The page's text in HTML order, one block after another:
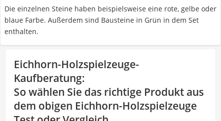
Die einzelnen Steine haben beispielsweise eine rote, gelbe oder
blaue Farbe. Außerdem sind Bausteine in Grün in dem Set
enthalten.
Eichhorn-Holzspielzeuge-
Kaufberatung:
So wählen Sie das richtige Produkt aus
dem obigen Eichhorn-Holzspielzeuge